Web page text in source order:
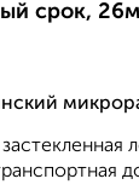
срок,